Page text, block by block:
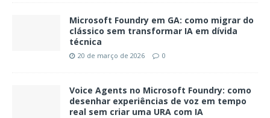
Microsoft Foundry em GA: como migrar do
clássico sem transformar IA em dívida
técnica
20 de março de 2026 0
Voice Agents no Microsoft Foundry: como
desenhar experiências de voz em tempo
real sem criar uma URA com IA